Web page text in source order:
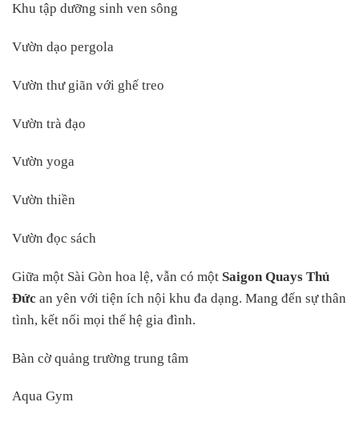
Khu tập dưỡng sinh ven sông
Vườn dạo pergola
Vườn thư giãn với ghế treo
Vườn trà đạo
Vườn yoga
Vườn thiền
Vườn đọc sách
Giữa một Sài Gòn hoa lệ, vẫn có một Saigon Quays Thủ
Đức an yên với tiện ích nội khu đa dạng. Mang đến sự thân
tình, kết nối mọi thế hệ gia đình.
Bàn cờ quảng trường trung tâm
Aqua Gym